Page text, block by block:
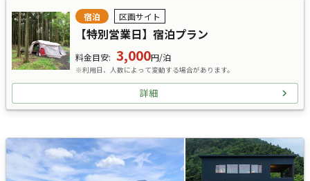
宿泊 区画サイト
【特別営業日】宿泊プラン
料金目安: 3,000円/泊
※利用日、人数によって変動する場合があります。
詳細